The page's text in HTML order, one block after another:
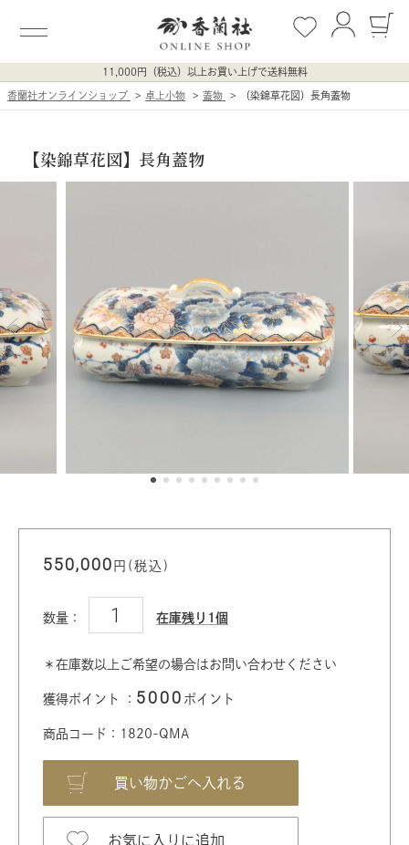
11,000円（税込）以上お買い上げで送料無料
香蘭社オンラインショップ 卓上小物 蓋物 （染錦草花図）長角蓋物
【染錦草花図】長角蓋物
550,000 円(税込)
数量： 在庫残り1個
＊在庫数以上ご希望の場合はお問い合わせください
獲得ポイント ： 5000 ポイント
商品コード：1820-QMA
お気に入りに追加